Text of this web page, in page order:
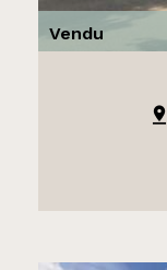
Vendu